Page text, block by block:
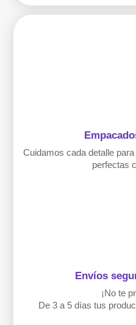
Cuidamos cada detalle
perfectas
Envíos
¡No te
De 3 a 5 días tus